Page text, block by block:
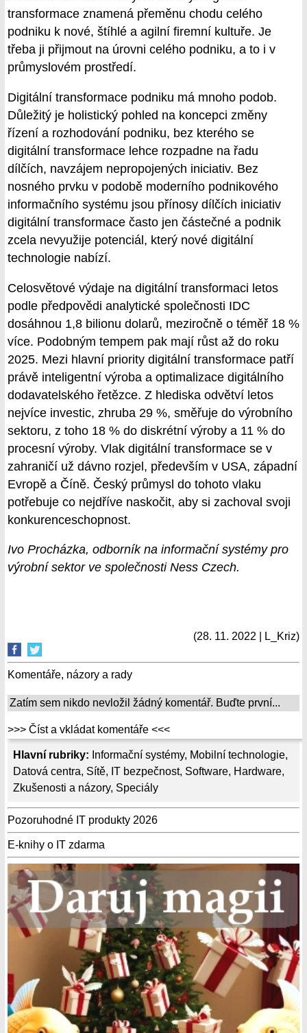
Hlavní rubriky: Informační systémy, Mobilní technologie,
Datová centra, Sítě, IT bezpečnost, Software, Hardware,
Zkušenosti a názory, Speciály
Pozoruhodné IT produkty 2026
E-knihy o IT zdarma
transformace znamená přeměnu chodu celého
podniku k nové, štíhlé a agilní firemní kultuře. Je
třeba ji přijmout na úrovni celého podniku, a to i v
průmyslovém prostředí.
Digitální transformace podniku má mnoho podob.
Důležitý je holistický pohled na koncepci změny
řízení a rozhodování podniku, bez kterého se
digitální transformace lehce rozpadne na řadu
dílčích, navzájem nepropojených iniciativ. Bez
nosného prvku v podobě moderního podnikového
informačního systému jsou přínosy dílčích iniciativ
digitální transformace často jen částečné a podnik
zcela nevyužije potenciál, který nové digitální
technologie nabízí.
Celosvětové výdaje na digitální transformaci letos
podle předpovědi analytické společnosti IDC
dosáhnou 1,8 bilionu dolarů, meziročně o téměř 18 %
více. Podobným tempem pak mají růst až do roku
2025. Mezi hlavní priority digitální transformace patří
právě inteligentní výroba a optimalizace digitálního
dodavatelského řetězce. Z hlediska odvětví letos
nejvíce investic, zhruba 29 %, směřuje do výrobního
sektoru, z toho 18 % do diskrétní výroby a 11 % do
procesní výroby. Vlak digitální transformace se v
zahraničí už dávno rozjel, především v USA, západní
Evropě a Číně. Český průmysl do tohoto vlaku
potřebuje co nejdříve naskočit, aby si zachoval svoji
konkurenceschopnost.
Ivo Procházka, odborník na informační systémy pro
výrobní sektor ve společnosti Ness Czech.
(28. 11. 2022 | L_Kriz)
Komentáře, názory a rady
Zatím sem nikdo nevložil žádný komentář. Buďte první...
>>> Číst a vkládat komentáře <<<